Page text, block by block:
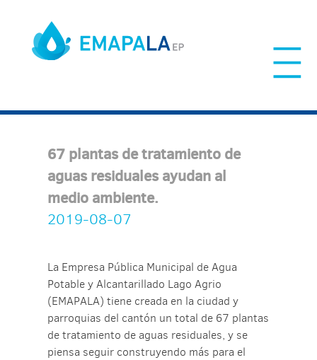
67 plantas de tratamiento de
aguas residuales ayudan al
medio ambiente.
2019-08-07
La Empresa Pública Municipal de Agua
Potable y Alcantarillado Lago Agrio
(EMAPALA) tiene creada en la ciudad y
parroquias del cantón un total de 67 plantas
de tratamiento de aguas residuales, y se
piensa seguir construyendo más para el